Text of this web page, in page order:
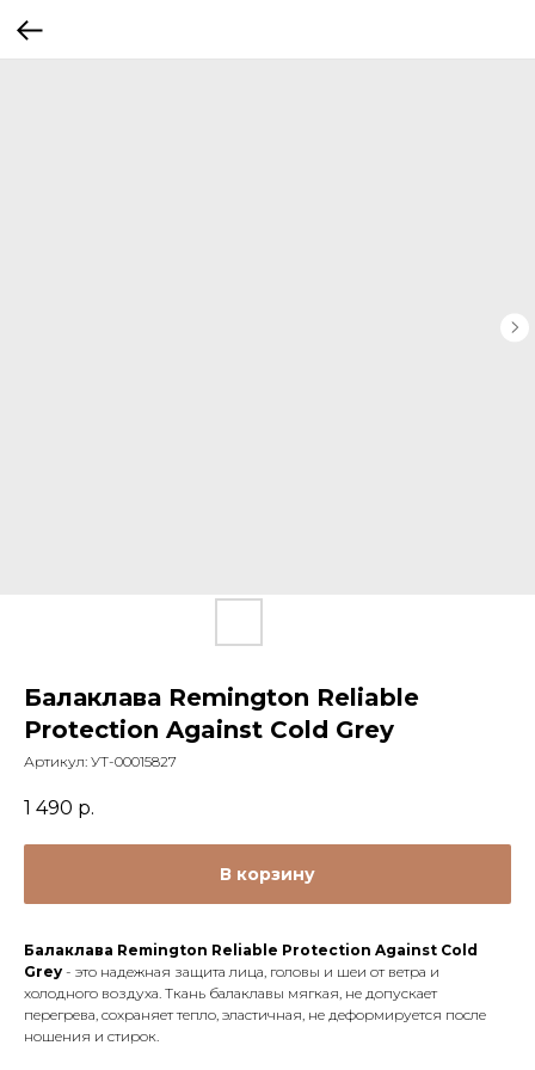
Балаклава Remington Reliable
Protection Against Cold Grey
Артикул: УТ-00015827
1 490 р.
В корзину
Балаклава Remington Reliable Protection Against Cold
Grey - это надежная защита лица, головы и шеи от ветра и
холодного воздуха. Ткань балаклавы мягкая, не допускает
перегрева, сохраняет тепло, эластичная, не деформируется после
ношения и стирок.